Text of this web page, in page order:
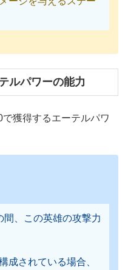
ルパワーの能力
獲得するエーテルパワ
、この英雄の攻撃力
成されている場合、